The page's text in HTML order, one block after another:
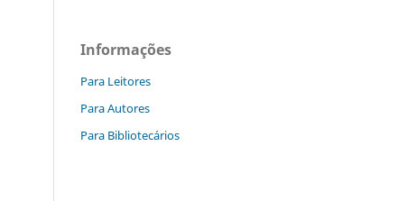
Informações
Para Leitores
Para Autores
Para Bibliotecários